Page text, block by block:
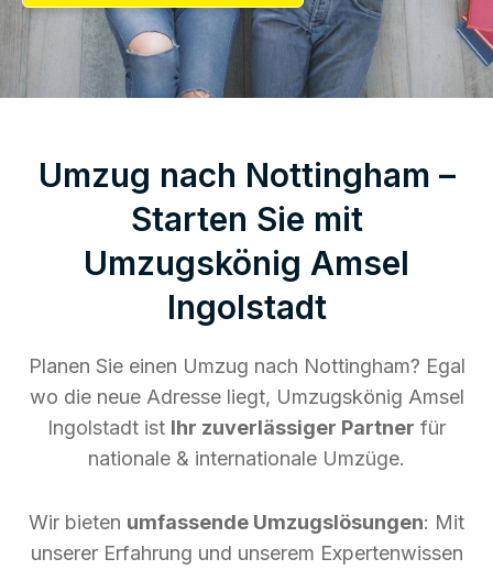
Umzug nach Nottingham –
Starten Sie mit
Umzugskönig Amsel
Ingolstadt
Planen Sie einen Umzug nach Nottingham? Egal
wo die neue Adresse liegt, Umzugskönig Amsel
Ingolstadt ist Ihr zuverlässiger Partner für
nationale & internationale Umzüge.
Wir bieten umfassende Umzugslösungen: Mit
unserer Erfahrung und unserem Expertenwissen